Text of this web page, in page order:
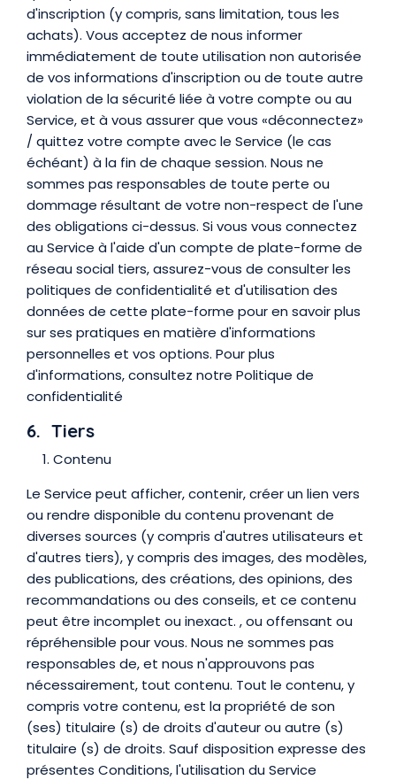
d'inscription (y compris, sans limitation, tous les
achats). Vous acceptez de nous informer
immédiatement de toute utilisation non autorisée
de vos informations d'inscription ou de toute autre
violation de la sécurité liée à votre compte ou au
Service, et à vous assurer que vous «déconnectez»
/ quittez votre compte avec le Service (le cas
échéant) à la fin de chaque session. Nous ne
sommes pas responsables de toute perte ou
dommage résultant de votre non-respect de l'une
des obligations ci-dessus. Si vous vous connectez
au Service à l'aide d'un compte de plate-forme de
réseau social tiers, assurez-vous de consulter les
politiques de confidentialité et d'utilisation des
données de cette plate-forme pour en savoir plus
sur ses pratiques en matière d'informations
personnelles et vos options. Pour plus
d'informations, consultez notre Politique de
confidentialité
6. Tiers
Contenu
Le Service peut afficher, contenir, créer un lien vers
ou rendre disponible du contenu provenant de
diverses sources (y compris d'autres utilisateurs et
d'autres tiers), y compris des images, des modèles,
des publications, des créations, des opinions, des
recommandations ou des conseils, et ce contenu
peut être incomplet ou inexact. , ou offensant ou
répréhensible pour vous. Nous ne sommes pas
responsables de, et nous n'approuvons pas
nécessairement, tout contenu. Tout le contenu, y
compris votre contenu, est la propriété de son
(ses) titulaire (s) de droits d'auteur ou autre (s)
titulaire (s) de droits. Sauf disposition expresse des
présentes Conditions, l'utilisation du Service